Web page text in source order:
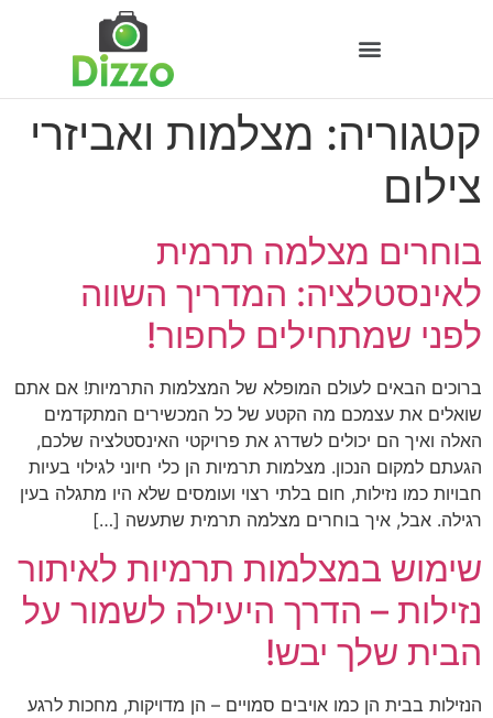
קטגוריה: מצלמות ואביזרי
צילום
בוחרים מצלמה תרמית
לאינסטלציה: המדריך השווה
לפני שמתחילים לחפור!
ברוכים הבאים לעולם המופלא של המצלמות התרמיות! אם אתם
שואלים את עצמכם מה הקטע של כל המכשירים המתקדמים
האלה ואיך הם יכולים לשדרג את פרויקטי האינסטלציה שלכם,
הגעתם למקום הנכון. מצלמות תרמיות הן כלי חיוני לגילוי בעיות
חבויות כמו נזילות, חום בלתי רצוי ועומסים שלא היו מתגלה בעין
רגילה. אבל, איך בוחרים מצלמה תרמית שתעשה […]
שימוש במצלמות תרמיות לאיתור
נזילות – הדרך היעילה לשמור על
הבית שלך יבש!
הנזילות בבית הן כמו אויבים סמויים – הן מדויקות, מחכות לרגע